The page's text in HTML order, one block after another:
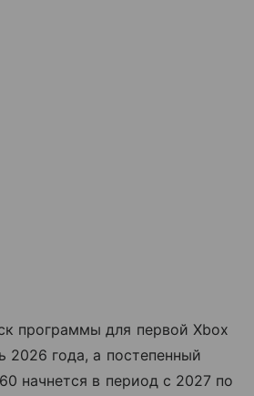
программы для первой Xbox
2026 года, а постепенный
начнется в период с 2027 по